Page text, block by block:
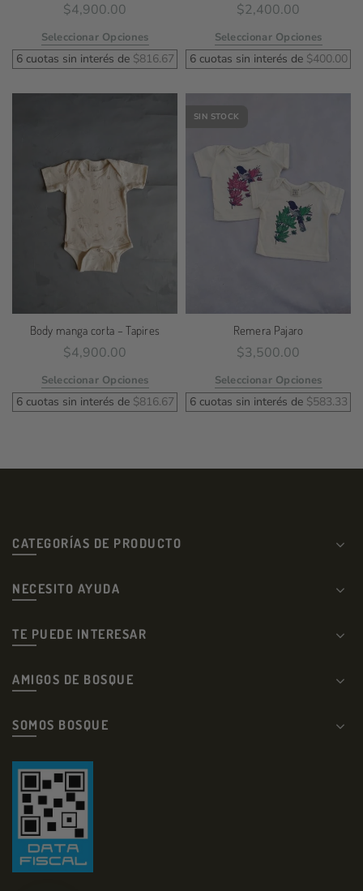
$4,900.00
Seleccionar Opciones
6 cuotas sin interés de $816.67
$2,400.00
Seleccionar Opciones
6 cuotas sin interés de $400.00
Body manga corta – Tapires
$4,900.00
Seleccionar Opciones
6 cuotas sin interés de $816.67
SIN STOCK
Remera Pajaro
$3,500.00
Seleccionar Opciones
6 cuotas sin interés de $583.33
CATEGORÍAS DE PRODUCTO
NECESITO AYUDA
TE PUEDE INTERESAR
AMIGOS DE BOSQUE
SOMOS BOSQUE